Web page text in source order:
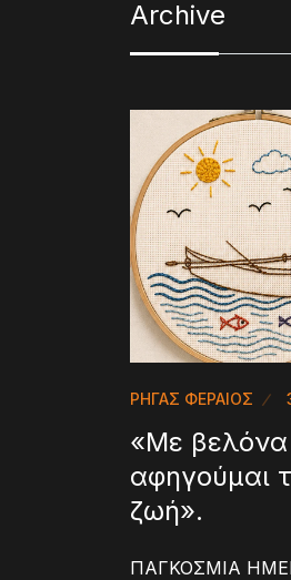
Archive
ΡΗΓΑΣ ΦΕΡΑΙΟΣ
«Με βελόνα
αφηγούμαι
ζωή».
ΠΑΓΚΟΣΜΙΑ